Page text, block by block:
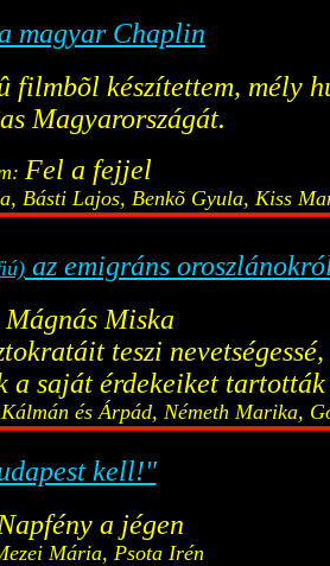
magyar Chaplin
készítettem, mély
Magyarországát.
Fel a fejjel
Básti Lajos, Benkõ Gyula, Kiss
az emigráns
Mágnás Miska
teszi nevetségessé,
saját érdekeiket tartották
és Árpád, Németh Marika,
kell!"
Napfény a jégen
Mária, Psota Irén